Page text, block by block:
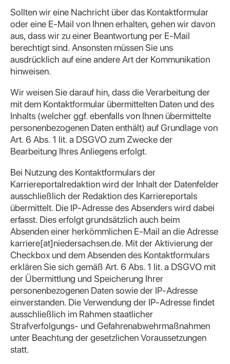
Sollten wir eine Nachricht über das Kontaktformular
oder eine E-Mail von Ihnen erhalten, gehen wir davon
aus, dass wir zu einer Beantwortung per E-Mail
berechtigt sind. Ansonsten müssen Sie uns
ausdrücklich auf eine andere Art der Kommunikation
hinweisen.
Wir weisen Sie darauf hin, dass die Verarbeitung der
mit dem Kontaktformular übermittelten Daten und des
Inhalts (welcher ggf. ebenfalls von Ihnen übermittelte
personenbezogenen Daten enthält) auf Grundlage von
Art. 6 Abs. 1 lit. a DSGVO zum Zwecke der
Bearbeitung Ihres Anliegens erfolgt.
Bei Nutzung des Kontaktformulars der
Karriereportalredaktion wird der Inhalt der Datenfelder
ausschließlich der Redaktion des Karriereportals
übermittelt. Die IP-Adresse des Absenders wird dabei
erfasst. Dies erfolgt grundsätzlich auch beim
Absenden einer herkömmlichen E-Mail an die Adresse
karriere[at]niedersachsen.de. Mit der Aktivierung der
Checkbox und dem Absenden des Kontaktformulars
erklären Sie sich gemäß Art. 6 Abs. 1 lit. a DSGVO mit
der Übermittlung und Speicherung Ihrer
personenbezogenen Daten sowie der IP-Adresse
einverstanden. Die Verwendung der IP-Adresse findet
ausschließlich im Rahmen staatlicher
Strafverfolgungs- und Gefahrenabwehrmaßnahmen
unter Beachtung der gesetzlichen Voraussetzungen
statt.